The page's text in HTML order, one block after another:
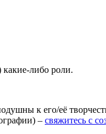
либо роли.
к его/её
– свяжитесь с